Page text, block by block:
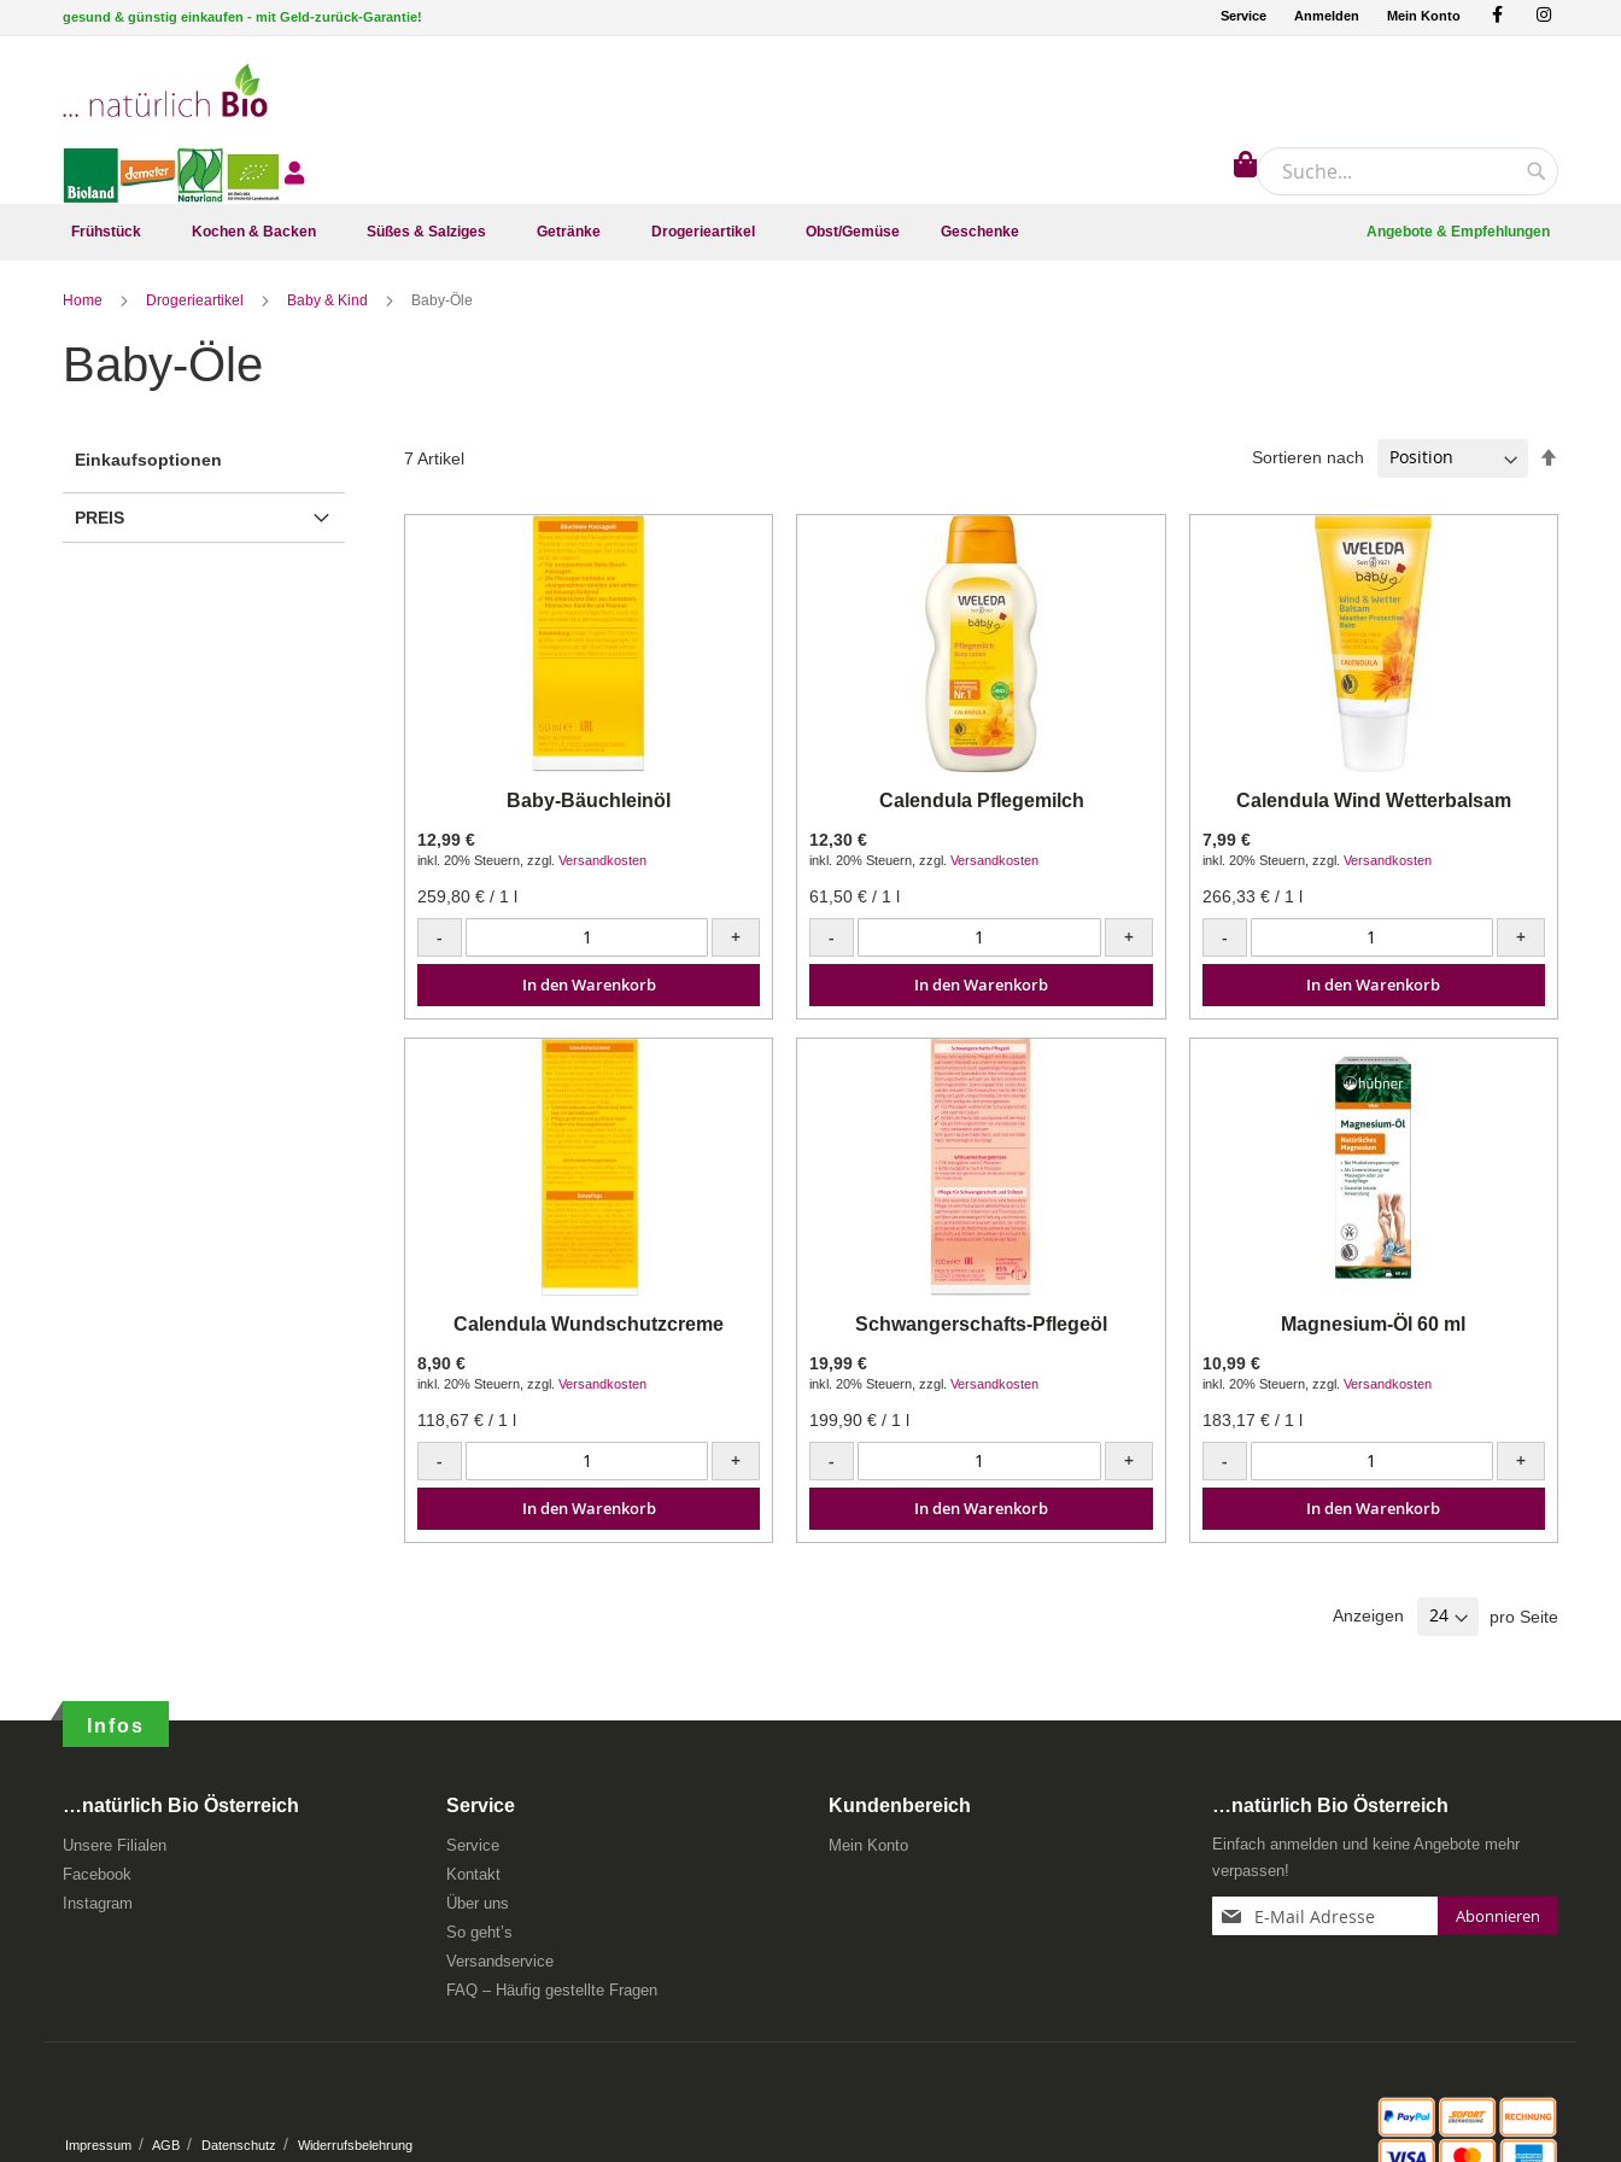
Direkt
gesund & günstig einkaufen - mit Geld-zurück-Garantie! Service Anmelden Mein Konto
Suche
Mein Warenkorb
Frühstück Kochen & Backen Süßes & Salziges Getränke Drogerieartikel Obst/Gemüse Geschenke Angebote & Empfehlungen
Home Drogerieartikel Baby & Kind Baby-Öle
Baby-Öle
7 Artikel Sortieren nach
Baby-Bäuchleinöl
12,99 €
inkl. 20% Steuern ,zzgl.Versandkosten
259,80 € / 1 l
- +
In den Warenkorb
Calendula Pflegemilch
12,30 €
inkl. 20% Steuern ,zzgl.Versandkosten
61,50 € / 1 l
- +
In den Warenkorb
Calendula Wind Wetterbalsam
7,99 €
inkl. 20% Steuern, zzgl. Versandkosten
266,33 €/ 1 l
- +
In den Warenkorb
Calendula Wundschutzcreme
8,90 €
inkl. 20% Steuern ,zzgl.Versandkosten
118,67 € / 1 l
- +
In den Warenkorb
Schwangerschafts-Pflegeöl
19,99 €
inkl. 20% Steuern ,zzgl.Versandkosten
199,90 € / 1 l
- +
In den Warenkorb
Magnesium-Öl 60 ml
10,99 €
inkl. 20% Steuern, zzgl. Versandkosten
183,17 €/ 1 l
- +
In den Warenkorb
Anzeigen pro Seite
Einkaufsoptionen
PREIS
Infos
…natürlich Bio Österreich
Unsere Filialen
Facebook
Instagram
Service
Service
Kontakt
Über uns
So geht’s
Versandservice
FAQ – Häufig gestellte Fragen
Kundenbereich
Mein Konto
…natürlich Bio Österreich
Einfach anmelden und keine Angebote mehr
verpassen!
Anmeldung
zum
Abonnieren
Impressum AGB Datenschutz Widerrufsbelehrung